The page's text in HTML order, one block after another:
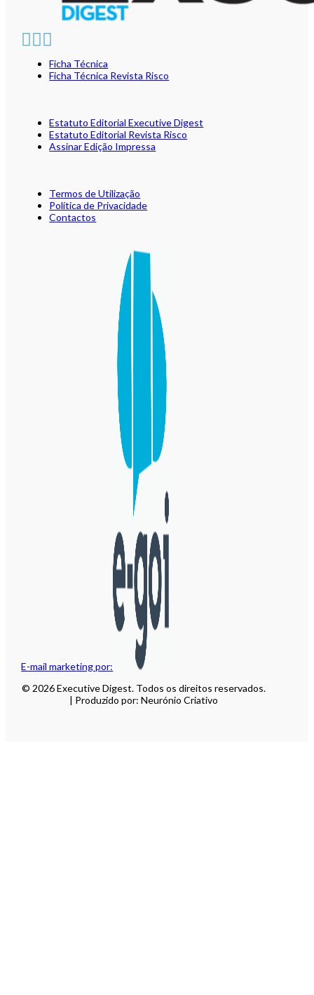
E-mail marketing por:
Ficha Técnica
Ficha Técnica Revista Risco
Estatuto Editorial Executive Digest
Estatuto Editorial Revista Risco
Assinar Edição Impressa
Termos de Utilização
Política de Privacidade
Contactos
© 2026 Executive Digest. Todos os direitos reservados.
| Produzido por: Neurónio Criativo